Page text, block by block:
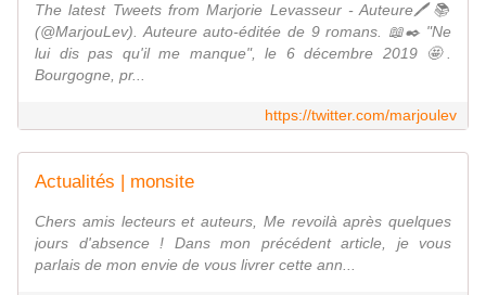
The latest Tweets from Marjorie Levasseur - Auteure🖊️📚
(@MarjouLev). Auteure auto-éditée de 9 romans. 📖✒️ "Ne
lui dis pas qu'il me manque", le 6 décembre 2019 🤩.
Bourgogne, pr...
https://twitter.com/marjoulev
Actualités | monsite
Chers amis lecteurs et auteurs, Me revoilà après quelques
jours d'absence ! Dans mon précédent article, je vous
parlais de mon envie de vous livrer cette ann...